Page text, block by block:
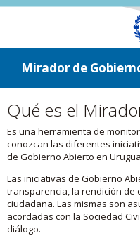
ir a contenido
ir al menú
Mirador de
Qué es el
Es una herramienta de
conozcan las diferentes
de Gobierno Abierto en
Las iniciativas de Gobierno
transparencia, la rendición de
ciudadana. Las mismas son
acordadas con la Sociedad
diálogo.